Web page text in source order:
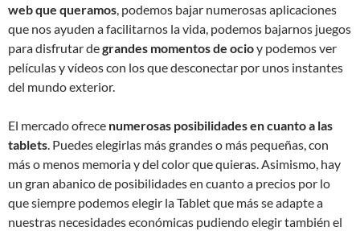
web que queramos, podemos bajar numerosas aplicaciones
que nos ayuden a facilitarnos la vida, podemos bajarnos juegos
para disfrutar degrandes momentos de ocioy podemos ver
películas y vídeos con los que desconectar por unos instantes
del mundo exterior.
El mercado ofrece numerosas posibilidades en cuanto a las
tablets. Puedes elegirlas más grandes o más pequeñas, con
más o menos memoria y del color que quieras. Asimismo, hay
un gran abanico de posibilidades en cuanto a precios por lo
que siempre podemos elegir la Tablet que más se adapte a
nuestras necesidades económicas pudiendo elegir también el